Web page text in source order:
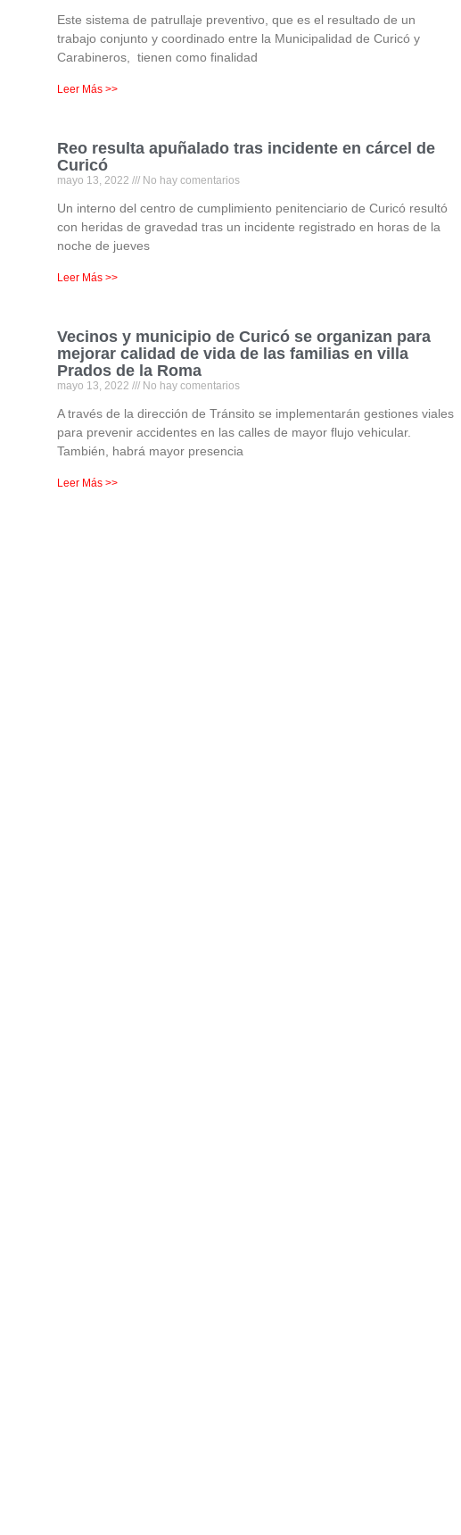
Este sistema de patrullaje preventivo, que es el resultado de un
trabajo conjunto y coordinado entre la Municipalidad de Curicó y
Carabineros, tienen como finalidad
Leer Más >>
Reo resulta apuñalado tras incidente en cárcel de
Curicó
mayo 13, 2022 No hay comentarios
Un interno del centro de cumplimiento penitenciario de Curicó resultó
con heridas de gravedad tras un incidente registrado en horas de la
noche de jueves
Leer Más >>
Vecinos y municipio de Curicó se organizan para
mejorar calidad de vida de las familias en villa
Prados de la Roma
mayo 13, 2022 No hay comentarios
A través de la dirección de Tránsito se implementarán gestiones viales
para prevenir accidentes en las calles de mayor flujo vehicular.
También, habrá mayor presencia
Leer Más >>